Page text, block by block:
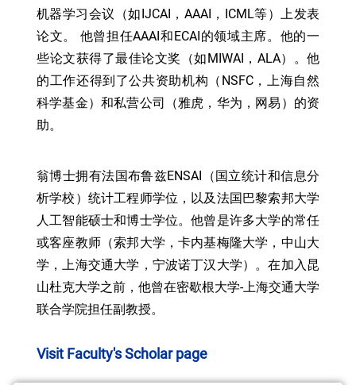
机器学习会议（如IJCAI，AAAI，ICML等）上发表
论文。 他曾担任AAAI和ECAI的领域主席。他的一
些论文获得了最佳论文奖（如MIWAI，ALA）。他
的工作还得到了公共资助机构（NSFC，上海自然
科学基金）和私营公司（雅虎，华为，网易）的资
助。
翁博士拥有法国布鲁兹ENSAI（国立统计和信息分
析学校）统计工程师学位，以及法国巴黎索邦大学
人工智能硕士和博士学位。他曾是许多大学的常任
或客座教师（索邦大学，卡内基梅隆大学，中山大
学，上海交通大学，宁波诺丁汉大学）。在加入昆
山杜克大学之前，他曾在密歇根大学-上海交通大学
联合学院担任副教授。
Visit Faculty's Scholar page